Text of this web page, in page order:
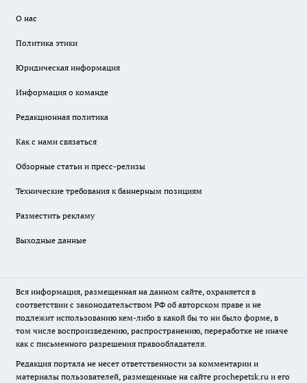
О нас
Политика этики
Юридическая информация
Информация о команде
Редакционная политика
Как с нами связаться
Обзорные статьи и пресс-релизы
Технические требования к баннерным позициям
Разместить рекламу
Выходные данные
Вся информация, размещенная на данном сайте, охраняется в
соответствии с законодательством РФ об авторском праве и не
подлежит использованию кем-либо в какой бы то ни было форме, в
том числе воспроизведению, распространению, переработке не иначе
как с письменного разрешения правообладателя.
Редакция портала не несет ответственности за комментарии и
материалы пользователей, размещенные на сайте prochepetsk.ru и его